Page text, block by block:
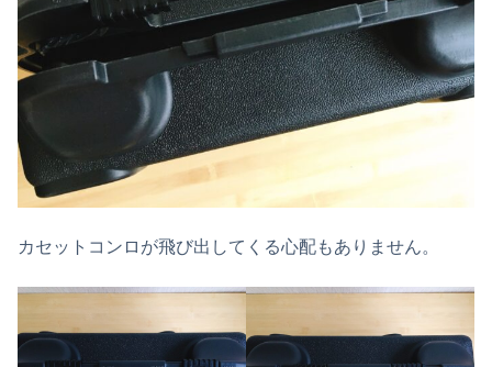
カセットコンロが飛び出してくる心配もありません。